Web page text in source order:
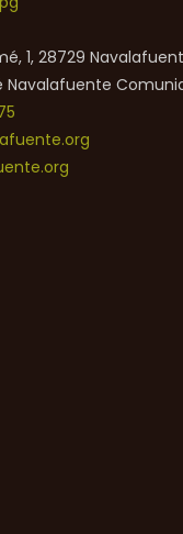
1, 28729
Navalafuente